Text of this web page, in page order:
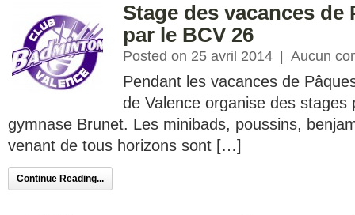
Stage des vacances de
par le BCV 26
Posted on 25 avril 2014 Aucun
Pendant les vacances de
de Valence organise des stages
gymnase Brunet. Les minibads, poussins,
venant de tous horizons sont […]
Continue Reading...